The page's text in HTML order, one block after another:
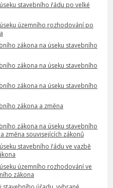
stavebního řádu po velké
územního rozhodování po
zákona na úseku stavebního
zákona na úseku stavebního
zákona na úseku stavebního
zákona a změna
zákona na úseku stavebního
změna souvisejících zákonů
stavebního řádu ve vazbě
územního rozhodování ve
zákona